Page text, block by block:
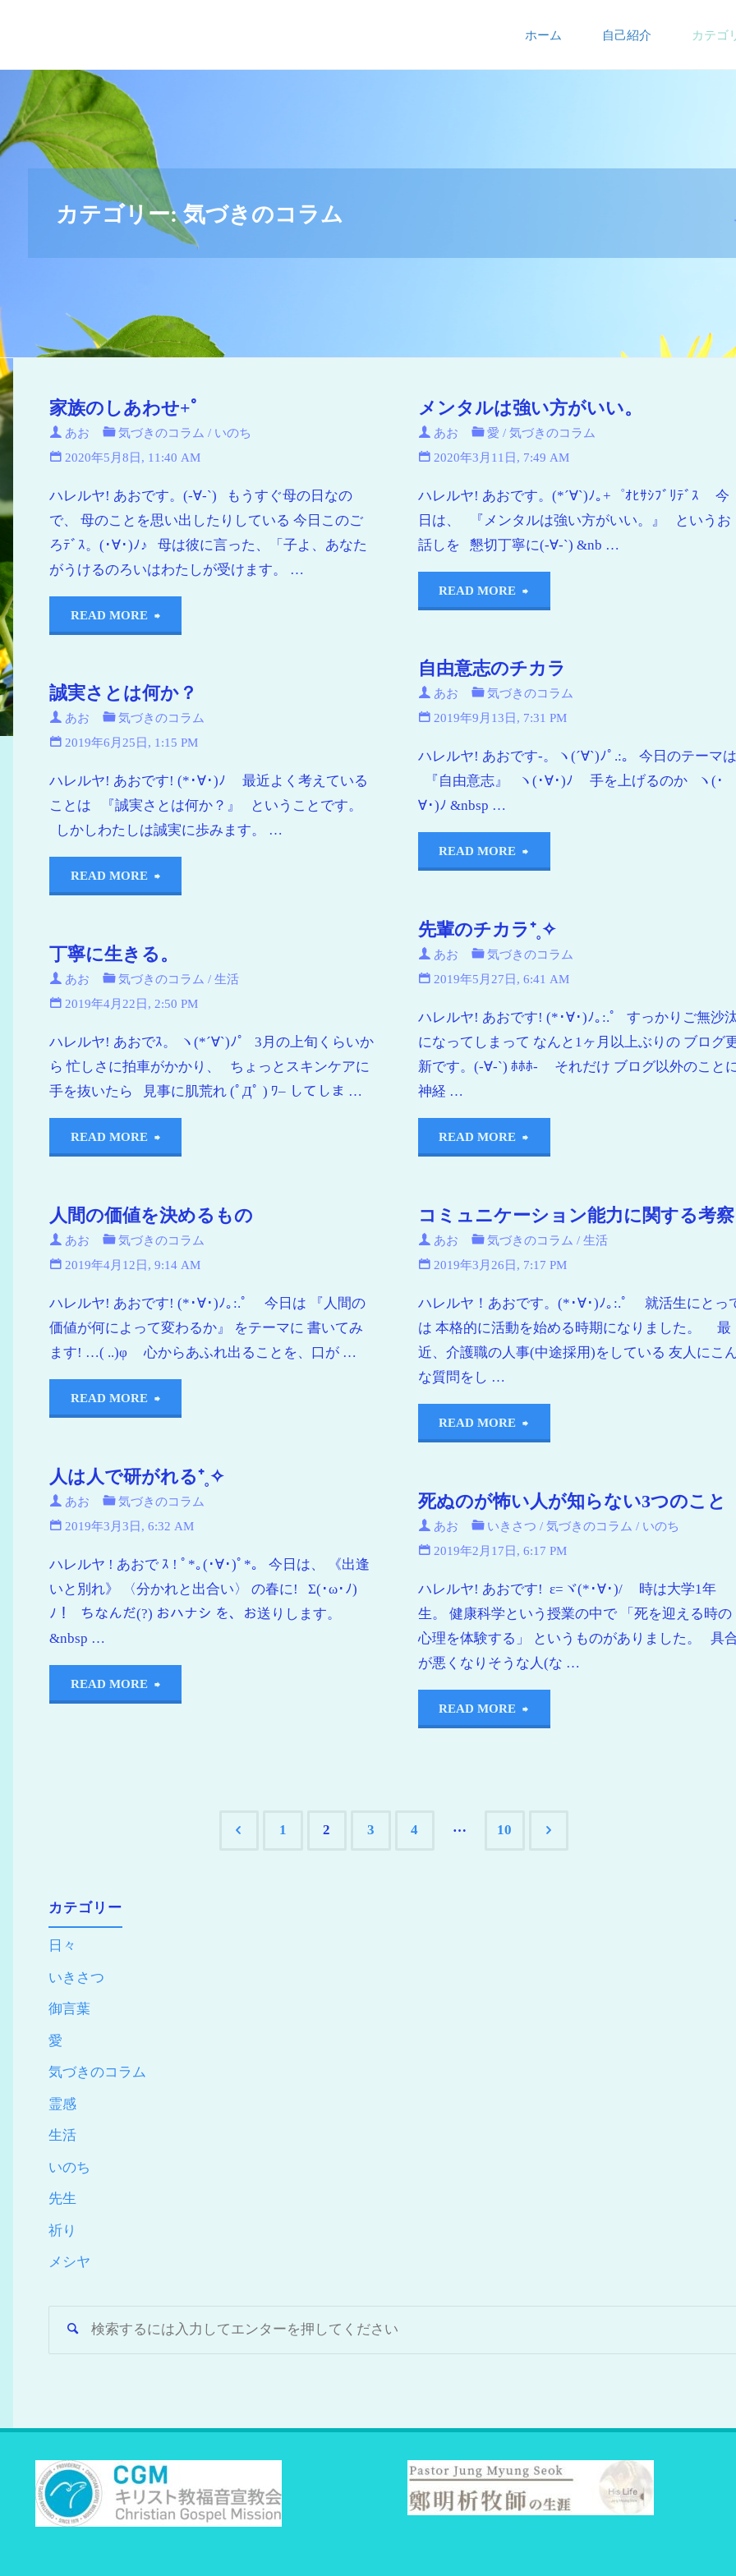
ス
ト
教
福
青
ホーム 自己紹介 カテゴ
カテゴリー:気づきのコラム
家族のしあわせ+ﾟ
あお 気づきのコラム / いのち
2020年5月8日, 11:40 AM
ハレルヤ! あおです。(-∀-`) もうすぐ母の日なの
で、 母のことを思い出したりしている 今日このご
ろﾃﾞｽ。(･∀･)ﾉ♪ 母は彼に言った、「子よ、あなた
がうけるのろいはわたしが受けます。 …
READ MORE
メンタルは強い方がいい。
あお 愛 / 気づきのコラム
2020年3月11日, 7:49 AM
ハレルヤ! あおです。(*´∀`)ﾉ｡+゜ｵﾋｻｼﾌﾞﾘﾃﾞｽ 今
日は、 『メンタルは強い方がいい。』 というお
話しを 懇切丁寧に(-∀-`) &nb …
READ MORE
自由意志のチカラ
あお
気づきのコラム
2019年9月13日, 7:31 PM
ハレルヤ! あおです-。ヽ(´∀`)ﾉﾟ.:｡ 今日のテーマは
『自由意志』 ヽ(･∀･)ﾉ 手を上げるのか ヽ(･
∀･)ﾉ &nbsp …
READ MORE
誠実さとは何か？
あお
気づきのコラム
2019年6月25日, 1:15 PM
ハレルヤ! あおです! (*･∀･)ﾉ 最近よく考えている
ことは 『誠実さとは何か？』 ということです。
しかしわたしは誠実に歩みます。 …
READ MORE
先輩のチカラ⁺˳✧
あお
気づきのコラム
2019年5月27日, 6:41 AM
ハレルヤ! あおです! (*･∀･)ﾉ｡:.ﾟ すっかりご無沙
になってしまって なんと1ヶ月以上ぶりの ブログ
新です。(-∀-`) ﾎﾎﾎ- それだけ ブログ以外のこと
神経 …
READ MORE
丁寧に生きる。
あお 気づきのコラム / 生活
2019年4月22日, 2:50 PM
ハレルヤ! あおでｽ。 ヽ(*´∀`)ﾉﾟ 3月の上旬くらいか
ら 忙しさに拍車がかかり、 ちょっとスキンケアに
手を抜いたら 見事に肌荒れ (ﾟДﾟ ) ﾜ– してしま …
READ MORE
人間の価値を決めるもの
あお
気づきのコラム
2019年4月12日, 9:14 AM
ハレルヤ! あおです! (*･∀･)ﾉ｡:.ﾟ 今日は 『人間の
価値が何によって変わるか』 をテーマに 書いてみ
ます! …( ..)φ 心からあふれ出ることを、口が …
READ MORE
コミュニケーション能力に関する考察
あお 気づきのコラム / 生活
2019年3月26日, 7:17 PM
ハレルヤ！あおです。(*･∀･)ﾉ｡:.ﾟ 就活生にとっ
は 本格的に活動を始める時期になりました。 最
近、介護職の人事(中途採用)をしている 友人にこ
な質問をし …
READ MORE
人は人で研がれる⁺˳✧
あお
気づきのコラム
2019年3月3日, 6:32 AM
ハレルヤ ! あおで ｽ ! ﾟ*｡(･∀･)ﾟ*｡ 今日は、 《出逢
いと別れ》 〈分かれと出合い〉 の春に! Σ(･ω･ﾉ)
ﾉ！ ちなんだ(?) おハナシ を、お送りします。
&nbsp …
READ MORE
死ぬのが怖い人が知らない3つのこと
あお いきさつ / 気づきのコラム / いのち
2019年2月17日, 6:17 PM
ハレルヤ! あおです! ε=ヾ(*･∀･)/ 時は大学1年
生。 健康科学という授業の中で 「死を迎える時の
心理を体験する」 というものがありました。 具
が悪くなりそうな人(な …
READ MORE
1 2 3 4 … 10
カテゴリー
日々
いきさつ
御言葉
愛
気づきのコラム
霊感
生活
いのち
先生
祈り
メシヤ